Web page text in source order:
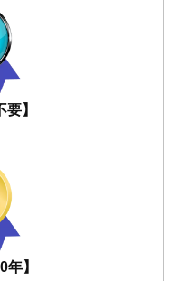
要】
年】